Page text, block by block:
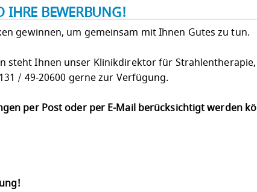
IHRE BEWERBUNG!
gewinnen, um gemeinsam mit Ihnen Gutes zu tun.
steht Ihnen unser Klinikdirektor für Strahlentherapie,
/ 49-20600 gerne zur Verfügung.
per Post oder per E-Mail berücksichtigt werden